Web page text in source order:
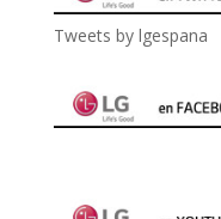
Tweets by lgespana